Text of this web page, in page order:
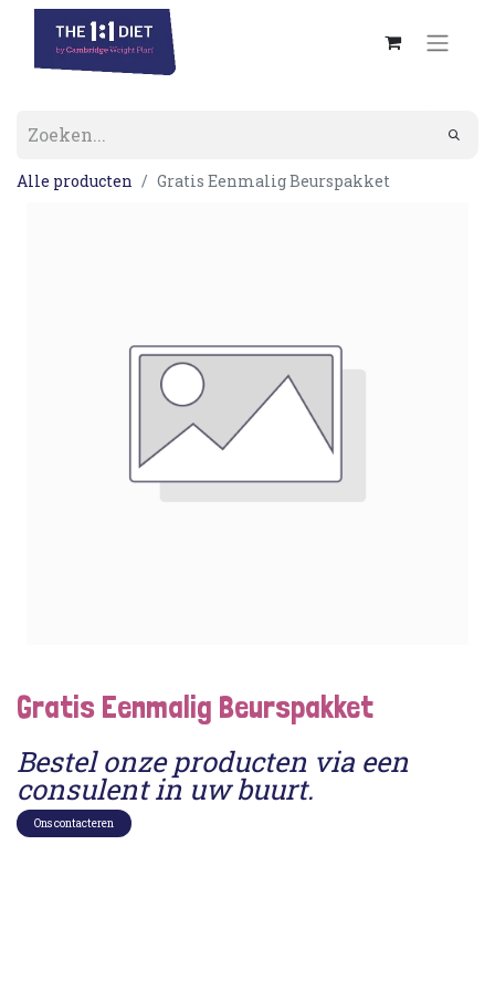
Alle producten Gratis Eenmalig Beurspakket
Gratis Eenmalig Beurspakket
Bestel onze producten via een
consulent in uw buurt.
Ons contacteren